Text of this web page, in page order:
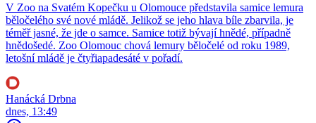
V Zoo na Svatém Kopečku u Olomouce představila samice lemura
běločelého své nové mládě. Jelikož se jeho hlava bíle zbarvila, je
téměř jasné, že jde o samce. Samice totiž bývají hnědé, případně
hnědošedé. Zoo Olomouc chová lemury běločelé od roku 1989,
letošní mládě je čtyřiapadesáté v pořadí.
Hanácká Drbna
dnes, 13:49